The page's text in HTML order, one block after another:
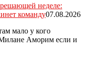
неделе:
команду07.08.2026
мало у кого
Аморим если и